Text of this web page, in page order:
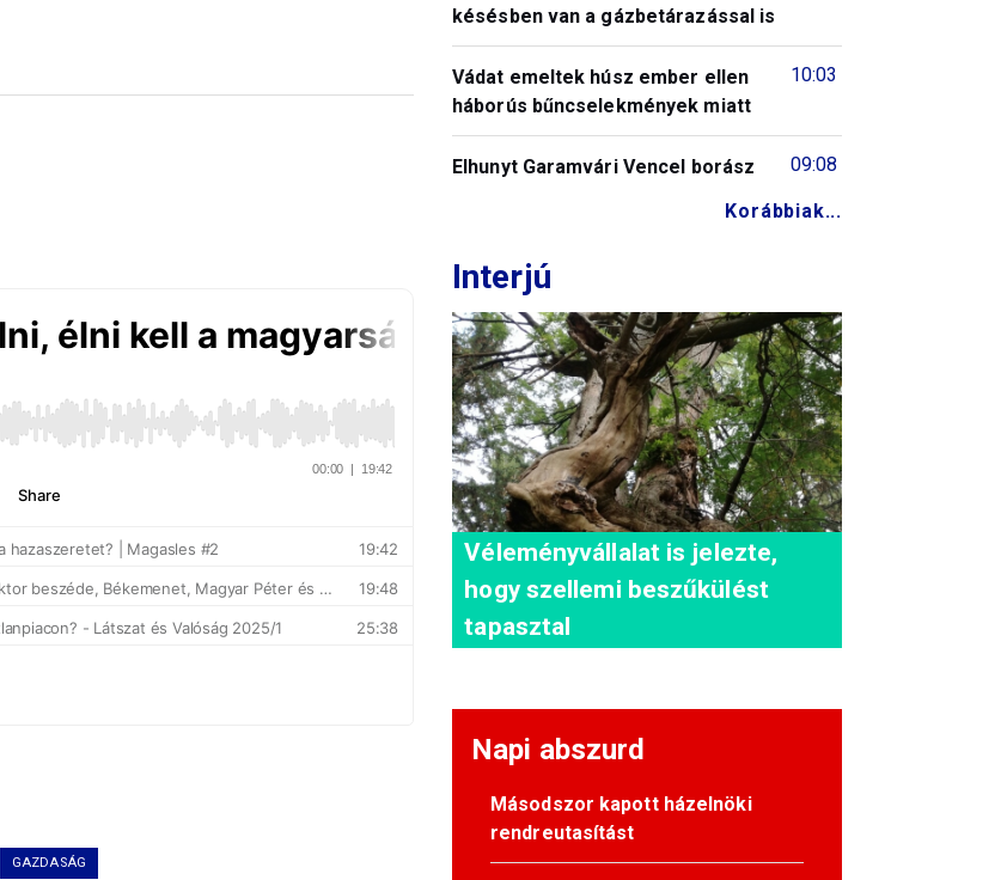
GAZDASÁG
késésben van a gázbetárazással is
10:03
Vádat emeltek húsz ember ellen
háborús bűncselekmények miatt
09:08
Elhunyt Garamvári Vencel borász
Korábbiak...
Interjú
Véleményvállalat is jelezte,
hogy szellemi beszűkülést
tapasztal
Napi abszurd
Másodszor kapott házelnöki
rendreutasítást